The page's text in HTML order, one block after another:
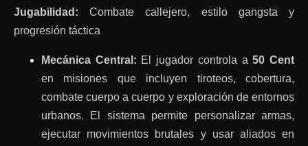
Jugabilidad: Combate callejero, estilo gangsta y
progresión táctica
Mecánica Central: El jugador controla a50 Cent
en misiones que incluyen tiroteos, cobertura,
combate cuerpo a cuerpo y exploración de entornos
urbanos. El sistema permite personalizar armas,
ejecutar movimientos brutales y usar aliados en